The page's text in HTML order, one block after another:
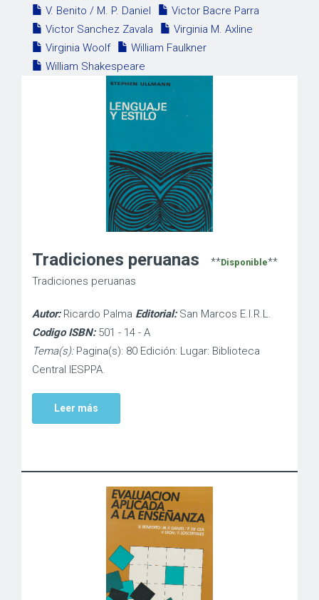
V. Benito / M. P. Daniel
Victor Bacre Parra
Victor Sanchez Zavala
Virginia M. Axline
Virginia Woolf
William Faulkner
William Shakespeare
Tradiciones peruanas **Disponible**
Tradiciones peruanas
Autor:Ricardo Palma Editorial:San Marcos E.I.R.L.
Codigo ISBN:501 - 14 - A
Tema(s):Pagina(s): 80 Edición: Lugar: Biblioteca
Central IESPPA.
Leer más